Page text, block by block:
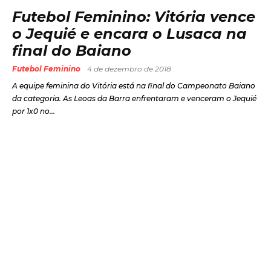
Futebol Feminino: Vitória vence
o Jequié e encara o Lusaca na
final do Baiano
Futebol Feminino
4 de dezembro de 2018
A equipe feminina do Vitória está na final do Campeonato Baiano
da categoria. As Leoas da Barra enfrentaram e venceram o Jequié
por 1x0 no...